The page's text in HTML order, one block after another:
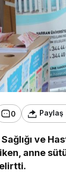
0 Paylaş
ve
anne